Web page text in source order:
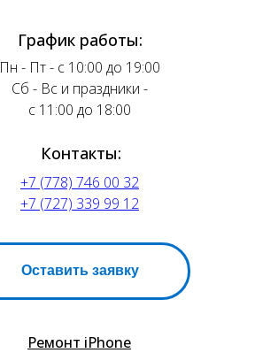
Контакты:
+7 (778) 746 00 32
+7 (727) 339 99 12
График работы:
Пн - Пт - с 10:00 до 19:00
Сб - Вс и праздники -
с 11:00 до 18:00
Оставить заявку
Ремонт iPhone